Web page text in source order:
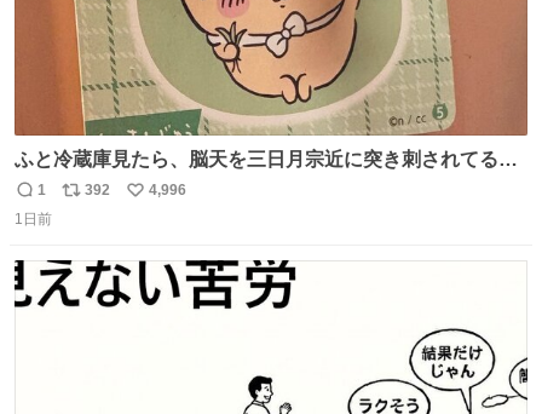
ふと冷蔵庫見たら、脳天を三日月宗近に突き刺されてるく
りまんじゅうパイセンが
返
信
1
リ
ト
数
392
い
数
4,996
1日前